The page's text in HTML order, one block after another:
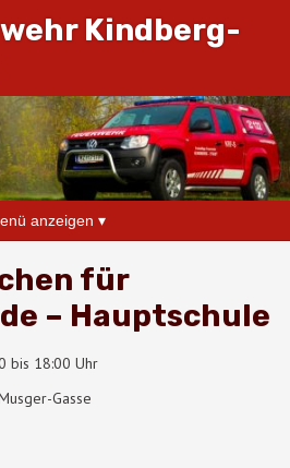
Kindberg-
anzeigen ▾
für
– Hauptschule
bis 18:00 Uhr
Gasse